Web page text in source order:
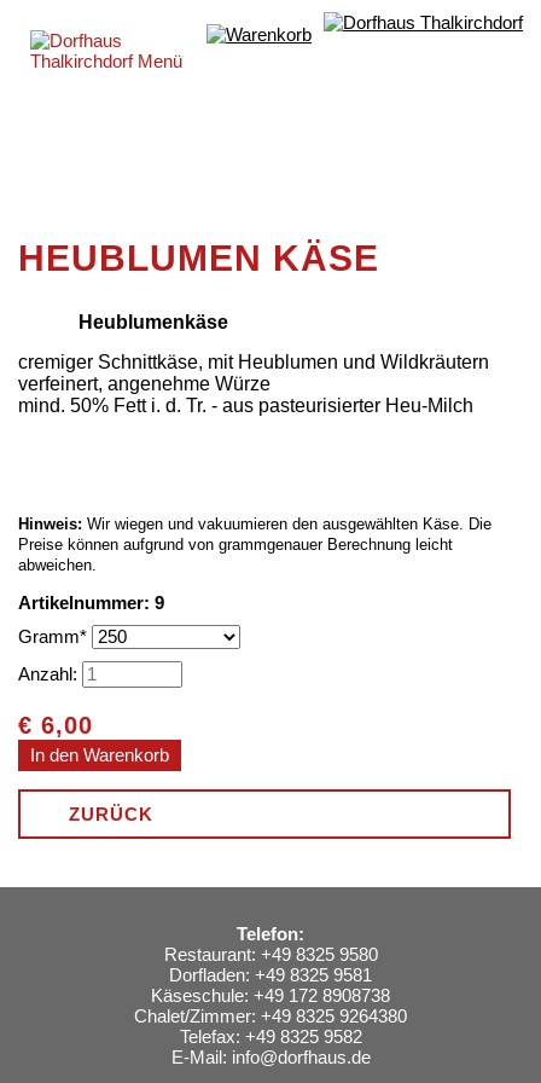
HEUBLUMEN KÄSE
Heublumenkäse
cremiger Schnittkäse, mit Heublumen und Wildkräutern
verfeinert, angenehme Würze
mind. 50% Fett i. d. Tr. - aus pasteurisierter Heu-Milch
Hinweis: Wir wiegen und vakuumieren den ausgewählten Käse. Die
Preise können aufgrund von grammgenauer Berechnung leicht
abweichen.
Artikelnummer: 9
Pflichtfeld
Gramm*
Anzahl:
€ 6,00
ZURÜCK
Telefon:
Restaurant: +49 8325 9580
Dorfladen: +49 8325 9581
Käseschule: +49 172 8908738
Chalet/Zimmer: +49 8325 9264380
Telefax: +49 8325 9582
E-Mail: info@dorfhaus.de